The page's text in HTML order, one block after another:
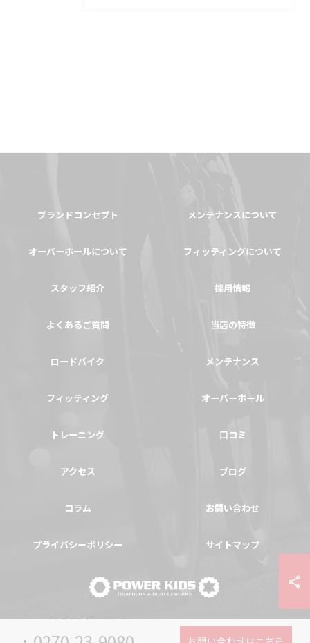
ブランドコンセプト メンテナンスについて
オーバーホールについて フィッティングについて
スタッフ紹介 採用情報
よくあるご質問 当店の特徴
ロードバイク メンテナンス
フィッティング オーバーホール
トレーニング 口コミ
アクセス ブログ
コラム お問い合わせ
プライバシーポリシー サイトマップ
© 2026 群馬県伊勢崎の自転車ならPOWER-KIDS ALL RIGHTS RESERVED.